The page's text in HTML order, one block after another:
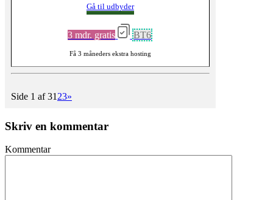
Gå til udbyder
3 mdr. gratis BT6
Få 3 måneders ekstra hosting
Side 1 af 31 23»
Skriv en kommentar
Kommentar